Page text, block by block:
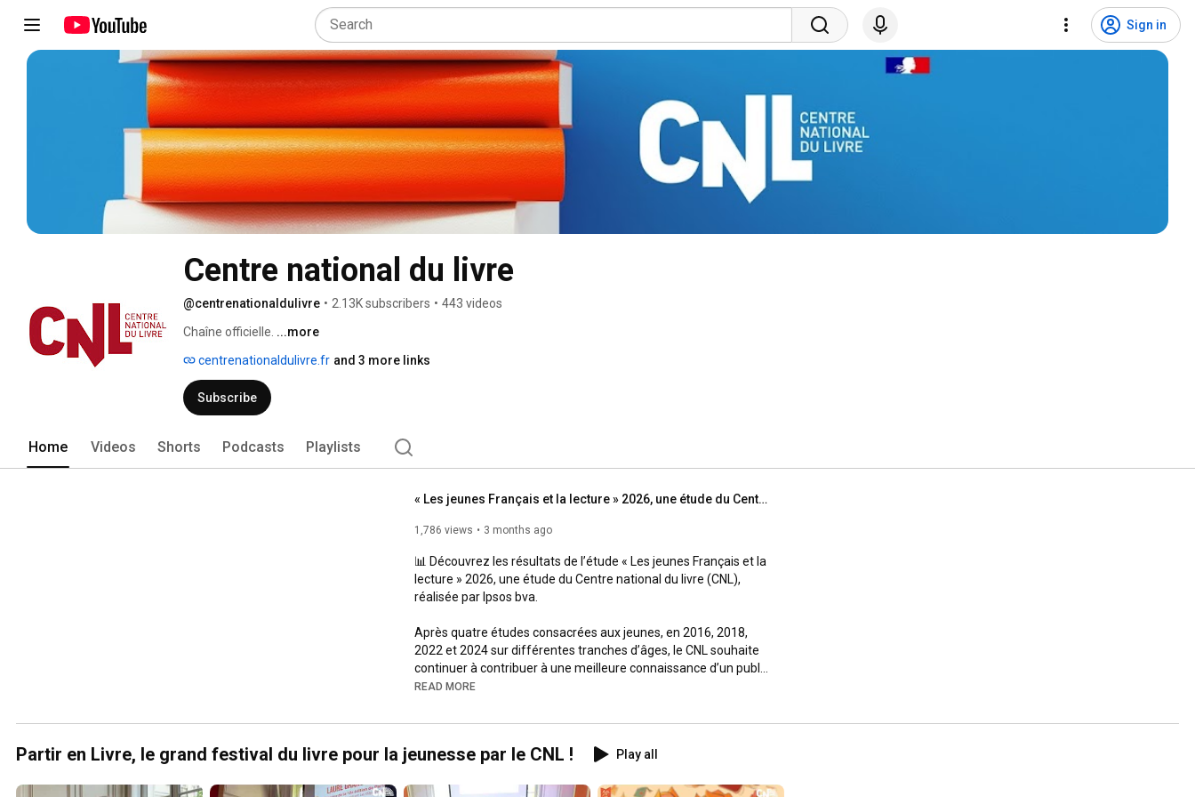
Sign in
Centre national du livre
@centrenationaldulivre • 2.13K subscribers • 443 videos
Chaîne officielle. ...more
centrenationaldulivre.fr and 3 more links
Subscribe
Home Videos Shorts Podcasts Playlists
« Les jeunes Français et la lecture » 2026, une étude du Centre national du livre
1,786 views 3 months ago
📊 Découvrez les résultats de l’étude « Les jeunes Français et la
lecture » 2026, une étude du Centre national du livre (CNL),
réalisée par Ipsos bva.
Après quatre études consacrées aux jeunes, en 2016, 2018,
2022 et 2024 sur différentes tranches d’âges, le CNL souhaite
continuer à contribuer à une meilleure connaissance d’un public
essentiel pour le secteur du livre, en interrogeant une nouvelle
🎯 Ce baromètre a pour objectifs de mesurer, sur la durée, les
en matière de lecture, de comprendre ce qui les incite ou, au
les amènent ou les amèneraient à la lecture.
READ MORE
Partir en Livre, le grand festival du livre pour la jeunesse par le CNL ! Play all